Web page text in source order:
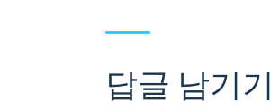
답글 남기기